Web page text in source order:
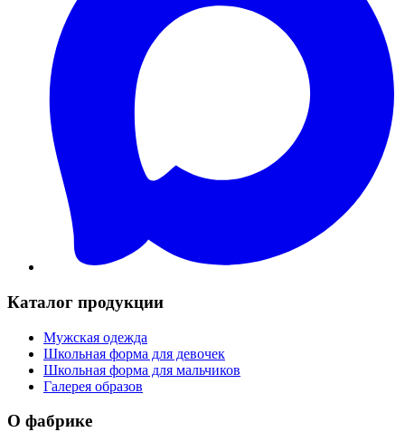
Каталог продукции
Мужская одежда
Школьная форма для девочек
Школьная форма для мальчиков
Галерея образов
О фабрике